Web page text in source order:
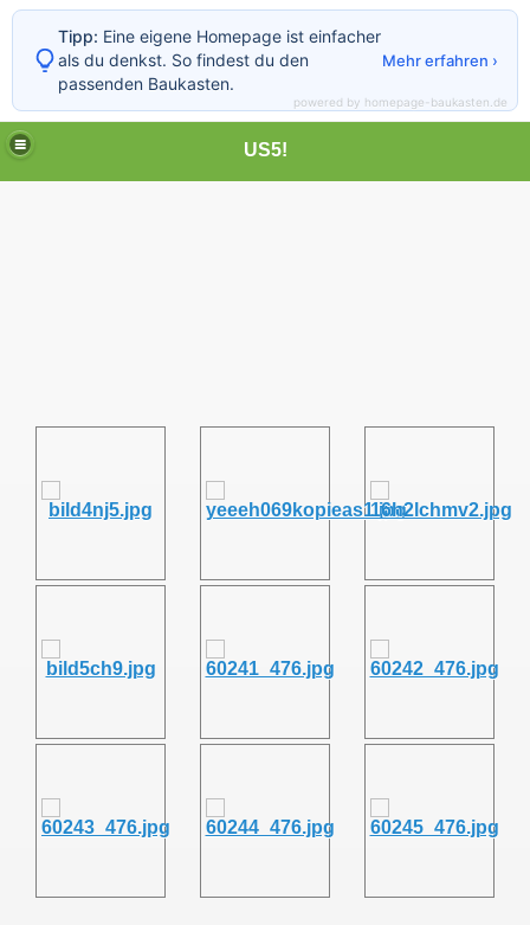
US5!
Tipp: Eine eigene Homepage ist einfacher
als du denkst. So findest du den
passenden Baukasten.
Mehr erfahren ›
powered by homepage-baukasten.de